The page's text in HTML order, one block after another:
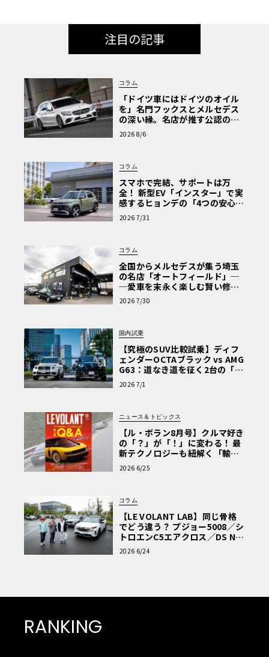
注目の記事
コラム
「ドイツ車にはドイツのオイル
を」名門フックスとメルセデス
の深い縁。名店が推す公認の安
心と、Cクラスで味わうシルキー
な走り〈PR〉
2026 8/6
コラム
スマホで完結、サポートは万
全！ 新型EV「インスター」で実
感するヒョンデの「4つの安心」
【第1回・ヒョンデ6つの疑問：
Why? Hyundai?】〈PR〉
2026 7/31
コラム
全国からメルセデスが集う埼玉
の名店「オートフィールド」─
─愛車を末永く楽しむ賢い修理
術と、プロがフックス製オイル
を選ぶ理由〈PR〉
2026 7/30
国内試乗
【究極のSUV比較試乗】ディフ
ェンダーOCTAブラック vs AMG
G63：道なき道を征く2台の「対
極的アプローチ」
2026 7/1
ニュース＆トピックス
【ル・ボラン8月号】クルマ好き
の「？」が「！」に変わる！ 最
新テクノロジーも紐解く「輸入
車Q&A」
2026 6/25
コラム
【LE VOLANT LAB】同じ骨格
でどう違う？ プジョー5008／シ
トロエンC5エアクロス／DS Nº4
読者一気乗りレポート
2026 6/24
RANKING